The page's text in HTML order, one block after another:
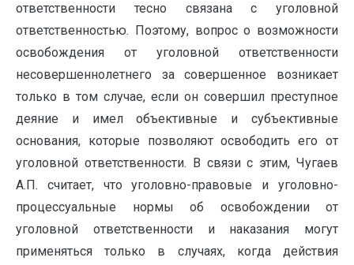
ответственности тесно связана с уголовной
ответственностью. Поэтому, вопрос о возможности
освобождения от уголовной ответственности
несовершеннолетнего за совершенное возникает
только в том случае, если он совершил преступное
деяние и имел объективные и субъективные
основания, которые позволяют освободить его от
уголовной ответственности. В связи с этим, Чугаев
А.П. считает, что уголовно-правовые и уголовно-
процессуальные нормы об освобождении от
уголовной ответственности и наказания могут
применяться только в случаях, когда действия